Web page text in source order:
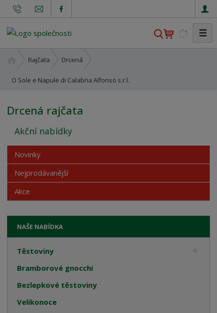
V
☰
v
o
í
t
r
a
n
a
Rajčata Drcená
O Sole e Napule di Calabria Alfonso s.r.l.
Drcená rajčata
NAŠE NABÍDKA
Těstoviny
Bramborové gnocchi
Bezlepkové těstoviny
Velikonoce
Akční nabídky
Novinky
Nejprodávanější
Akce